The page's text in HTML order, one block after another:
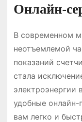
Онлайн-
В современном
неотъемлемой
показаний
стала
электроэнергии
удобные
вам легко и